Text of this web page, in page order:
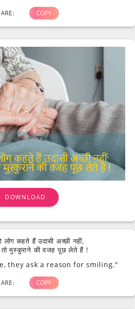
COPY
DOWNLOAD
लोग कहते हैं उदासी अच्छी नहीं,
मुस्कुराने की वजह पूछ लेते हैं !
they ask a reason for smiling."
COPY